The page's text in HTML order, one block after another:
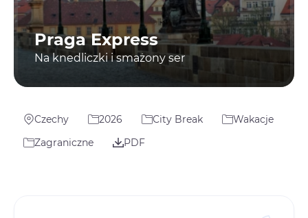
Praga Express
Na knedliczki i smażony ser
Czechy 2026 City Break
Wakacje
Zagraniczne
PDF